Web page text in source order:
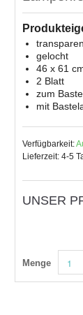
gelocht
46 x 61
2 Blatt
zum
mit
Verfügbarkeit:
Lieferzeit: 4-5
UNSER
Menge